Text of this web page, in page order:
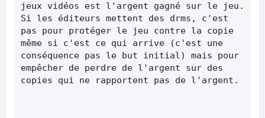
jeux vidéos est l'argent gagné sur le jeu.
Si les éditeurs mettent des drms, c'est
pas pour protéger le jeu contre la copie
même si c'est ce qui arrive (c'est une
conséquence pas le but initial) mais pour
empêcher de perdre de l'argent sur des